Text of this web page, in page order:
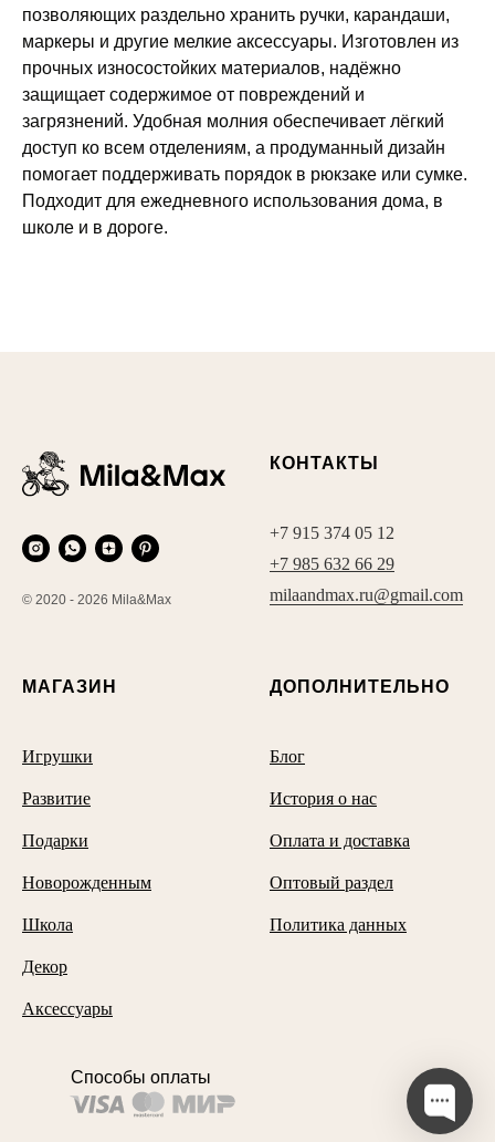
позволяющих раздельно хранить ручки, карандаши,
маркеры и другие мелкие аксессуары. Изготовлен из
прочных износостойких материалов, надёжно
защищает содержимое от повреждений и
загрязнений. Удобная молния обеспечивает лёгкий
доступ ко всем отделениям, а продуманный дизайн
помогает поддерживать порядок в рюкзаке или сумке.
Подходит для ежедневного использования дома, в
школе и в дороге.
© 2020 - 2026 Mila&Max
КОНТАКТЫ
+7 915 374 05 12
+7 985 632 66 29
milaandmax.ru@gmail.com
МАГАЗИН
Игрушки
Развитие
Подарки
Новорожденным
Школа
Декор
Аксессуары
ДОПОЛНИТЕЛЬНО
Блог
История о нас
Оплата и доставка
Оптовый раздел
Политика данных
Способы оплаты